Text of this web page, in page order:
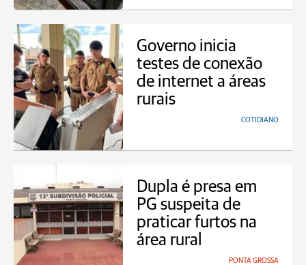
Governo inicia
testes de conexão
de internet a áreas
rurais
COTIDIANO
Dupla é presa em
PG suspeita de
praticar furtos na
área rural
PONTA GROSSA